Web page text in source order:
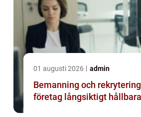
01 augusti 2026 admin
Bemanning och
företag långsiktigt